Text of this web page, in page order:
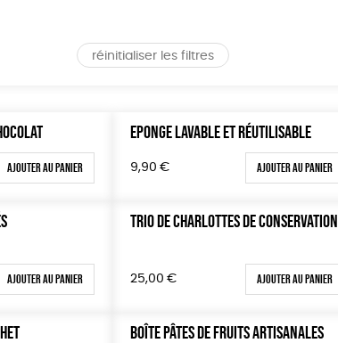
réinitialiser les filtres
Ajouter au panier
EPONGE LAVABLE ET RÉUTILISABLE
9,90 € Ajouter au panier
Ajouter au panier
TRIO DE CHARLOTTES DE CONSERVATION
25,00 € Ajouter au panier
BOÎTE PÂTES DE FRUITS ARTISANALES